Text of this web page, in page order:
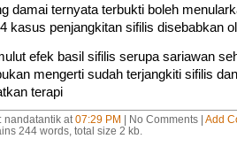
damai ternyata terbukti boleh
kasus penjangkitan sifilis disebabkan
efek basil sifilis serupa sariawan
mengerti sudah terjangkiti sifilis
terapi
nandatantik at 07:29 PM | No Comments | Add
244 words, total size 2 kb.